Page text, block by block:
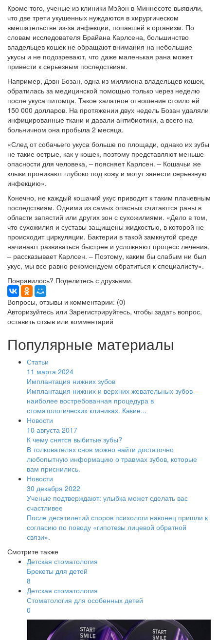
Кроме того, ученые из клиники Мэйон в Миннесоте выявили,
что две трети укушенных нуждаются в хирургическом
вмешательстве из-за инфекции, попавшей в организм. По
словам исследователя Брайана Карлсена, большинство
владельцев кошек не обращают внимания на небольшие
укусы и не подозревают, что даже маленькая рана может
привести к серьезным последствиям.
Например, Дэвн Бозан, одна из миллиона владельцев кошек,
обратилась за медицинской помощью только через неделю
после укуса питомца. Такое халатное отношение стоило ей
150 000 долларов. На протяжении двух недель Бозан удаляли
инфицированные ткани и давали антибиотики, а всего на
больничном она пробыла 2 месяца.
«След от собачьего укуса больше по площади, однако их зубы
не такие острые, как у кошек, поэтому представляют меньше
опасности для человека, – поясняет Карлсен. – Кошачьи же
клыки проникают глубоко под кожу и могут занести серьезную
инфекцию».
Конечно, не каждый кошачий укус приводит к таким плачевным
последствиям. Одними из самых опасных считаются раны в
области запястий или других зон с сухожилиями. «Дело в том,
что сухожилия и суставы защищены жидкостью, в которой не
происходит циркуляции. Бактерии в такой замкнутой среде
начинают развиваться быстрее и усложняют процесс лечения,
– рассказывает Карлсен. – Поэтому, каким бы слабым ни был
укус, мы все равно рекомендуем обратиться к специалисту».
Понравилось? Поделитесь с друзьями.
Вопросы, отзывы и комментарии: (0)
Авторизуйтесь или Зарегистрируйтесь, чтобы задать вопрос,
оставить отзыв или комментарий
Популярные материалы
Статьи
11 марта 2024
Имплантация нижних зубов
Имплантация нижних и верхних жевательных зубов –
наиболее востребованная процедура в
стоматологических клиниках. Какие...
Новости
10 августа 2017
К чему снятся выбитые зубы?
В толкователях снов можно найти достаточно
любопытную информацию о травмах зубов, которые
вам приснились.
Новости
30 декабря 2022
Ученые подтверждают: улыбка может сделать вас
счастливее
После десятилетий споров психологи наконец пришли к
согласию по поводу «гипотезы лицевой обратной
связи».
Смотрите также
Детская стоматология
Брекеты для детей
8
Детская стоматология
Стоматология для особенных детей
0